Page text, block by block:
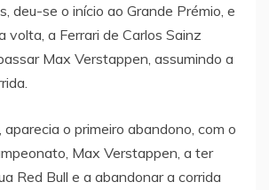
deu-se o início ao Grande Prémio, e
volta, a Ferrari de Carlos Sainz
Max Verstappen, assumindo a
o primeiro abandono, com o
Max Verstappen, a ter
Red Bull e a abandonar a corrida